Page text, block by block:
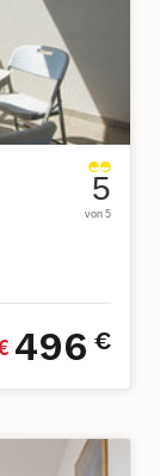
5
von 5
496 €